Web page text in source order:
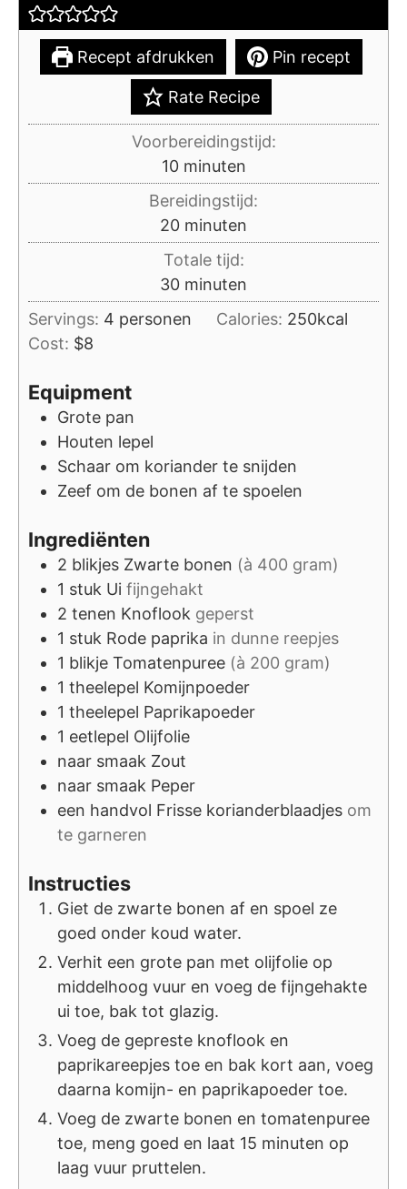
Recept afdrukken Pin recept
Rate Recipe
Voorbereidingstijd:
10minuten
minuten
Bereidingstijd:
20minuten
minuten
Totale tijd:
30minuten
minuten
Servings: 4 personen Calories: 250kcal
Cost: $8
Equipment
Grote pan
Houten lepel
Schaar om koriander te snijden
Zeef om de bonen af te spoelen
Ingrediënten
2 blikjes Zwarte bonen (à 400 gram)
1 stuk Ui fijngehakt
2 tenen Knoflook geperst
1 stuk Rode paprika in dunne reepjes
1 blikje Tomatenpuree (à 200 gram)
1 theelepel Komijnpoeder
1 theelepel Paprikapoeder
1 eetlepel Olijfolie
naar smaak Zout
naar smaak Peper
een handvol Frisse korianderblaadjes om
te garneren
Instructies
Giet de zwarte bonen af en spoel ze
goed onder koud water.
Verhit een grote pan met olijfolie op
middelhoog vuur en voeg de fijngehakte
ui toe, bak tot glazig.
Voeg de gepreste knoflook en
paprikareepjes toe en bak kort aan, voeg
daarna komijn- en paprikapoeder toe.
Voeg de zwarte bonen en tomatenpuree
toe, meng goed en laat 15 minuten op
laag vuur pruttelen.